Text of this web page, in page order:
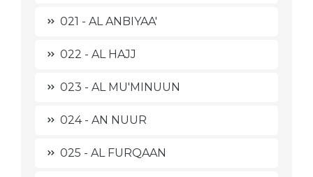
021 - AL ANBIYAA'
022 - AL HAJJ
023 - AL MU'MINUUN
024 - AN NUUR
025 - AL FURQAAN